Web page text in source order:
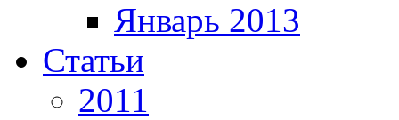
Январь 2013
Статьи
2011